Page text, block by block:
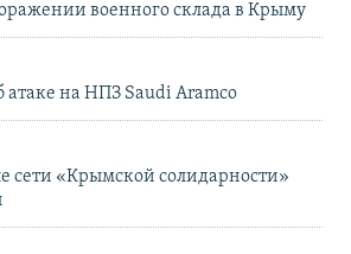
военного склада в Крыму
атаке на НПЗ Saudi Aramco
сети «Крымской солидарности»